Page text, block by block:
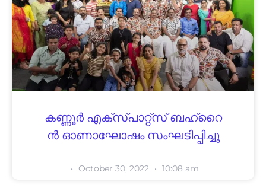
ക​ണ്ണൂ​ർ എ​ക്സ്പാ​റ്റ്സ് ബ​ഹ്‌​റൈ​
ൻ ഓ​ണാ​ഘോ​ഷം സംഘടിപ്പിച്ചു
October 30, 2022 10:08 am